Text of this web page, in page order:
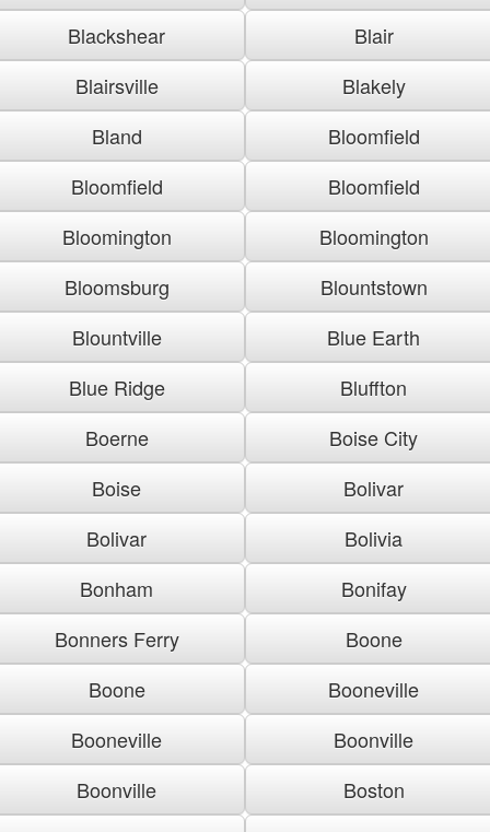
Blackshear
Blair
Blairsville
Blakely
Bland
Bloomfield
Bloomfield
Bloomfield
Bloomington
Bloomington
Bloomsburg
Blountstown
Blountville
Blue Earth
Blue Ridge
Bluffton
Boerne
Boise City
Boise
Bolivar
Bolivar
Bolivia
Bonham
Bonifay
Bonners Ferry
Boone
Boone
Booneville
Booneville
Boonville
Boonville
Boston